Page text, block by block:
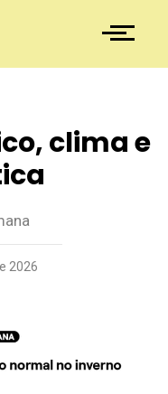
clima e
2026